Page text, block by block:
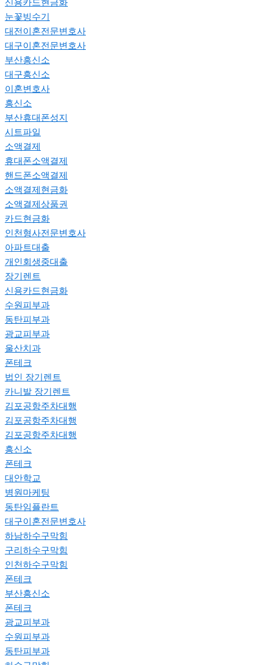
신용카드현금화
눈꽃빙수기
대전이혼전문변호사
대구이혼전문변호사
부산흥신소
대구흥신소
이혼변호사
흥신소
부산휴대폰성지
시트파일
소액결제
휴대폰소액결제
핸드폰소액결제
소액결제현금화
소액결제상품권
카드현금화
인천형사전문변호사
아파트대출
개인회생중대출
장기렌트
신용카드현금화
수원피부과
동탄피부과
광교피부과
울산치과
폰테크
법인 장기렌트
카니발 장기렌트
김포공항주차대행
김포공항주차대행
김포공항주차대행
흥신소
폰테크
대안학교
병원마케팅
동탄임플란트
대구이혼전문변호사
하남하수구막힘
구리하수구막힘
인천하수구막힘
폰테크
부산흥신소
폰테크
광교피부과
수원피부과
동탄피부과